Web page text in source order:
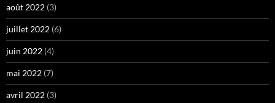
août 2022 (3)
juillet 2022 (6)
juin 2022 (4)
mai 2022 (7)
avril 2022 (3)